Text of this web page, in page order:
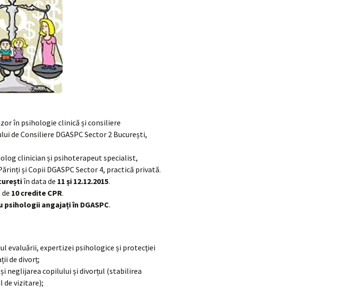
în psihologie clinică și consiliere
de Consiliere DGASPC Sector 2 București,
clinician și psihoterapeut specialist,
și Copii DGASPC Sector 4, practică privată.
în data de 11 și 12.12.2015.
10 credite CPR.
angajați în DGASPC.
evaluării, expertizei psihologice și protecţiei
de divorț;
neglijarea copilului și divorțul (stabilirea
de vizitare);